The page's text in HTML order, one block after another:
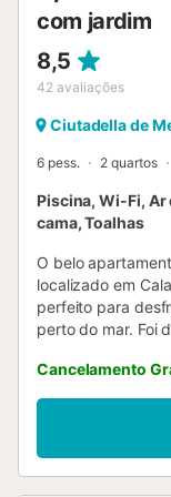
com jardim
8,5
42 avaliações
Ciutadella de
6 pess. 2 quartos
Piscina, Wi-Fi, Ar
cama, Toalhas
O belo
localizado em
perfeito para
perto do mar. Foi
numa sala de
bem equipada, 2
com uma cama
podendo assim
incluem Wi-Fi, ar
Cancelamento